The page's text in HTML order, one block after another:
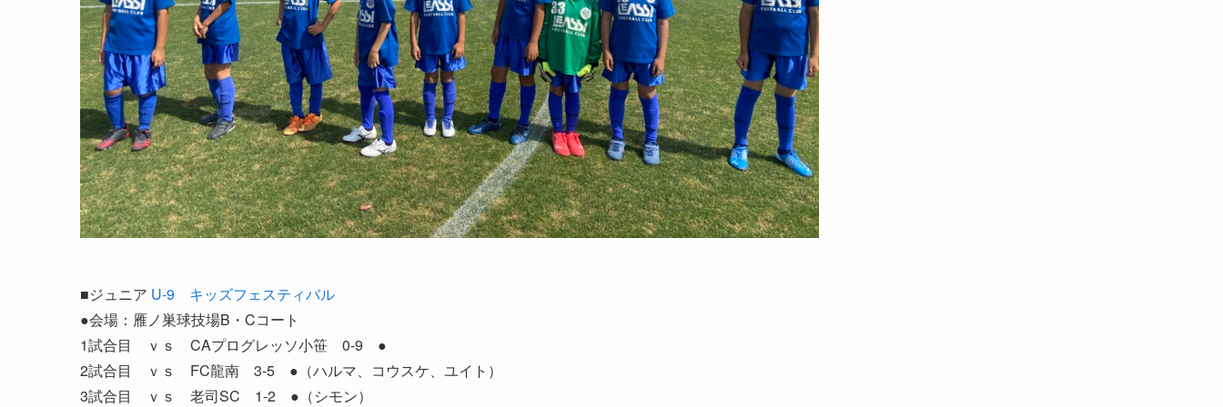
■ジュニア U-9 キッズフェスティバル
●会場：雁ノ巣球技場B・Cコート
1試合目 ｖｓ CAプログレッソ小笹 0-9 ●
2試合目 ｖｓ FC龍南 3-5 ●（ハルマ、コウスケ、ユイト）
3試合目 ｖｓ 老司SC 1-2 ●（シモン）